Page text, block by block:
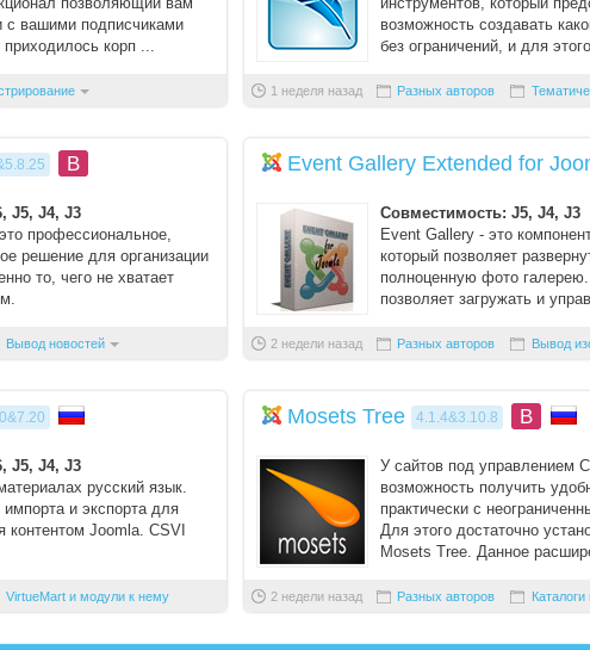
с вашими подписчиками
корп ...
возможность создавать
без ограничений, и для
1 неделя назад Разных авторов
B
J5, J4, J3
профессиональное,
решение для организации
то, чего не хватает
Вывод новостей
Event Gallery Extended for
Совместимость: J5, J4, J3
Event Gallery - это
который позволяет
полноценную фото
позволяет загружать и
2 недели назад Разных авторов Вывод
J5, J4, J3
русский язык.
и экспорта для
контентом Joomla. CSVI
VirtueMart и модули к нему
Mosets Tree 4.1.4&3.10.8 B
У сайтов под управлением
возможность получить
практически с
Для этого достаточно
Mosets Tree. Данное
2 недели назад Разных авторов
Забыли пароль?